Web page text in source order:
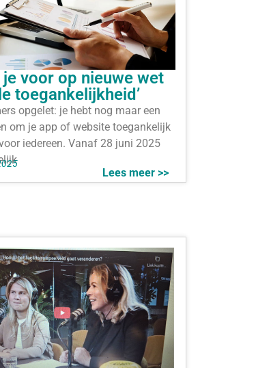
voor op nieuwe wet
toegankelijkheid’
opgelet: je hebt nog maar een
om je app of website toegankelijk
iedereen. Vanaf 28 juni 2025
Lees meer >>